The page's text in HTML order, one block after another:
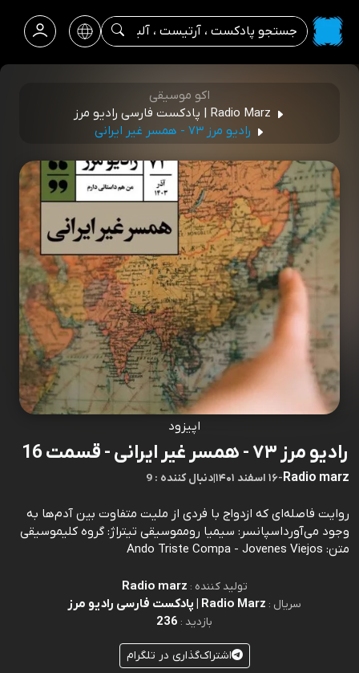
اکو موسیقی
Radio Marz | پادکست فارسی رادیو مرز
رادیو مرز ۷۳ - همسر غیر ایرانی
اپیزود
رادیو مرز ۷۳ - همسر غیر ایرانی - قسمت 16
Radio marz
-۱۶ اسفند ۱۴۰۱ |9 : دنبال کننده
روایت فاصله‌ای که ازدواج با فردی از ملیت متفاوت بین آدم‌ها به
وجود می‌آورداسپانسر: سیمیا رومموسیقی تیتراژ: گروه کلیموسیقی
متن: Ando Triste Compa - Jovenes Viejos
تولید کننده : Radio marz
سریال : Radio Marz | پادکست فارسی رادیو مرز
بازدید : 236
اشتراک‌گذاری در تلگرام